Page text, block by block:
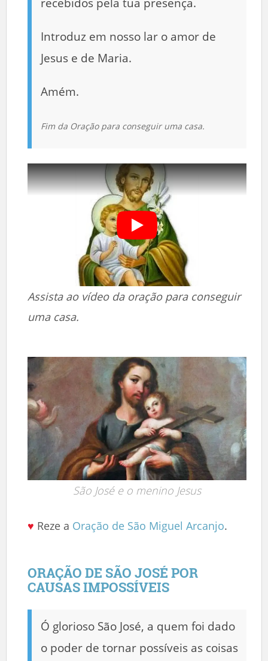
Introduz em nosso lar o amor de
Jesus e de Maria.
Amém.
Fim da Oração para conseguir uma casa.
Assista ao vídeo da oração para conseguir
uma casa.
São José e o menino Jesus
♥ Reze a Oração de São Miguel Arcanjo.
ORAÇÃO DE SÃO JOSÉ POR
CAUSAS IMPOSSÍVEIS
Ó glorioso São José, a quem foi dado
o poder de tornar possíveis as coisas